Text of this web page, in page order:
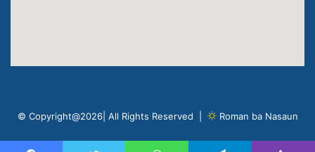
© Copyright@2026| All Rights Reserved | Roman ba Nasaun